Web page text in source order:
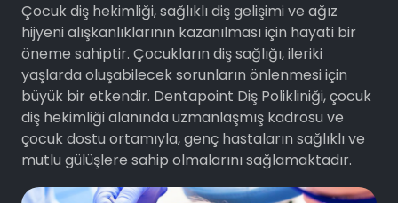
Çocuk diş hekimliği, sağlıklı diş gelişimi ve ağız
hijyeni alışkanlıklarının kazanılması için hayati bir
öneme sahiptir. Çocukların diş sağlığı, ileriki
yaşlarda oluşabilecek sorunların önlenmesi için
büyük bir etkendir. Dentapoint Diş Polikliniği, çocuk
diş hekimliği alanında uzmanlaşmış kadrosu ve
çocuk dostu ortamıyla, genç hastaların sağlıklı ve
mutlu gülüşlere sahip olmalarını sağlamaktadır.